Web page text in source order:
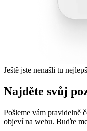
Ještě jste nenašli tu
Najděte svůj
Pošleme vám pravidelně
objeví na webu. Buďte